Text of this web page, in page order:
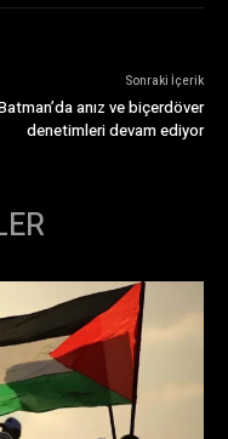
Sonraki İçerik
anız ve biçerdöver
denetimleri devam ediyor